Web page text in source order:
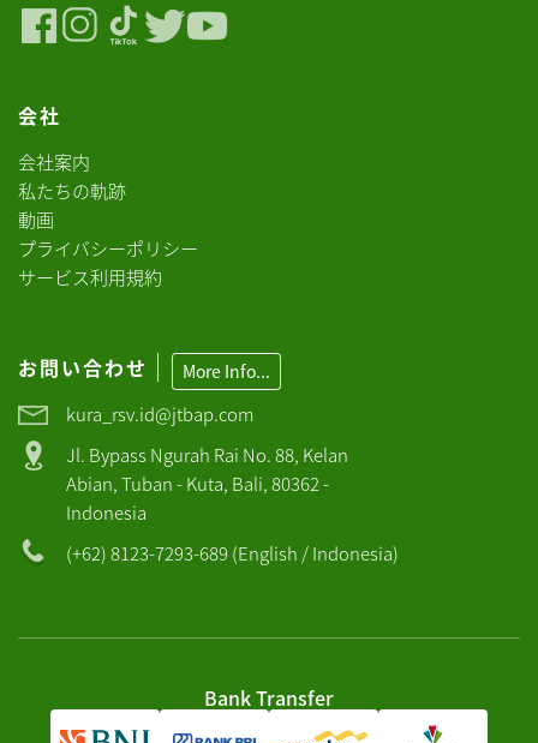
会社
会社案内
私たちの軌跡
動画
プライバシーポリシー
サービス利用規約
お問い合わせ More Info...
kura_rsv.id@jtbap.com
Jl. Bypass Ngurah Rai No. 88, Kelan
Abian, Tuban - Kuta, Bali, 80362 -
Indonesia
(+62) 8123-7293-689 (English / Indonesia)
Bank Transfer